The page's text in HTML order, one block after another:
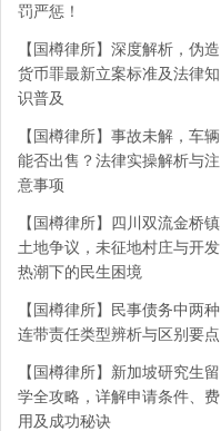
罚严惩！
【国樽律所】深度解析，伪造
货币罪最新立案标准及法律知
识普及
【国樽律所】事故未解，车辆
能否出售？法律实操解析与注
意事项
【国樽律所】四川双流金桥镇
土地争议，未征地村庄与开发
热潮下的民生困境
【国樽律所】民事债务中两种
连带责任类型辨析与区别要点
【国樽律所】新加坡研究生留
学全攻略，详解申请条件、费
用及成功秘诀